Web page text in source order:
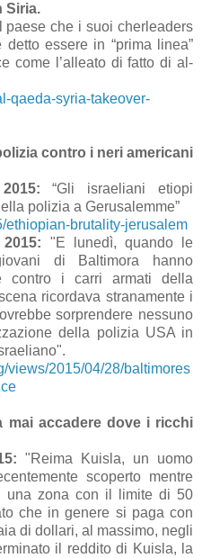
Siria.
paese che i suoi cherleaders
essere in “prima linea”
come l’alleato di fatto di al-
qaeda-syria-takeover-
contro i neri americani
“Gli israeliani etiopi
polizia a Gerusalemme”
ethiopian-brutality-jerusalem
"E lunedì, quando le
di Baltimora hanno
contro i carri armati della
ricordava stranamente i
sorprendere nessuno
della polizia USA in
views/2015/04/28/baltimores
mai accadere dove i ricchi
"Reima Kuisla, un uomo
scoperto mentre
una zona con il limite di 50
che in genere si paga con
di dollari, al massimo, negli
il reddito di Kuisla, la